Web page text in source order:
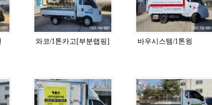
와코/1톤카고[부분랩핑] 바우시스템/1톤윙